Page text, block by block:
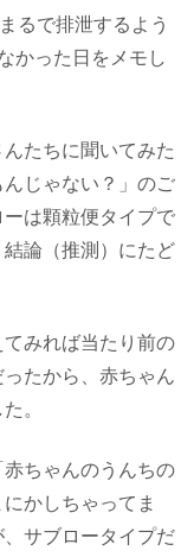
るで排泄するよう
かった日をメモし
たちに聞いてみた
じゃない？」のご
は顆粒便タイプで
論（推測）にたど
みれば当たり前の
たから、赤ちゃん
。
ちゃんのうんちの
かしちゃってま
サブロータイプだ